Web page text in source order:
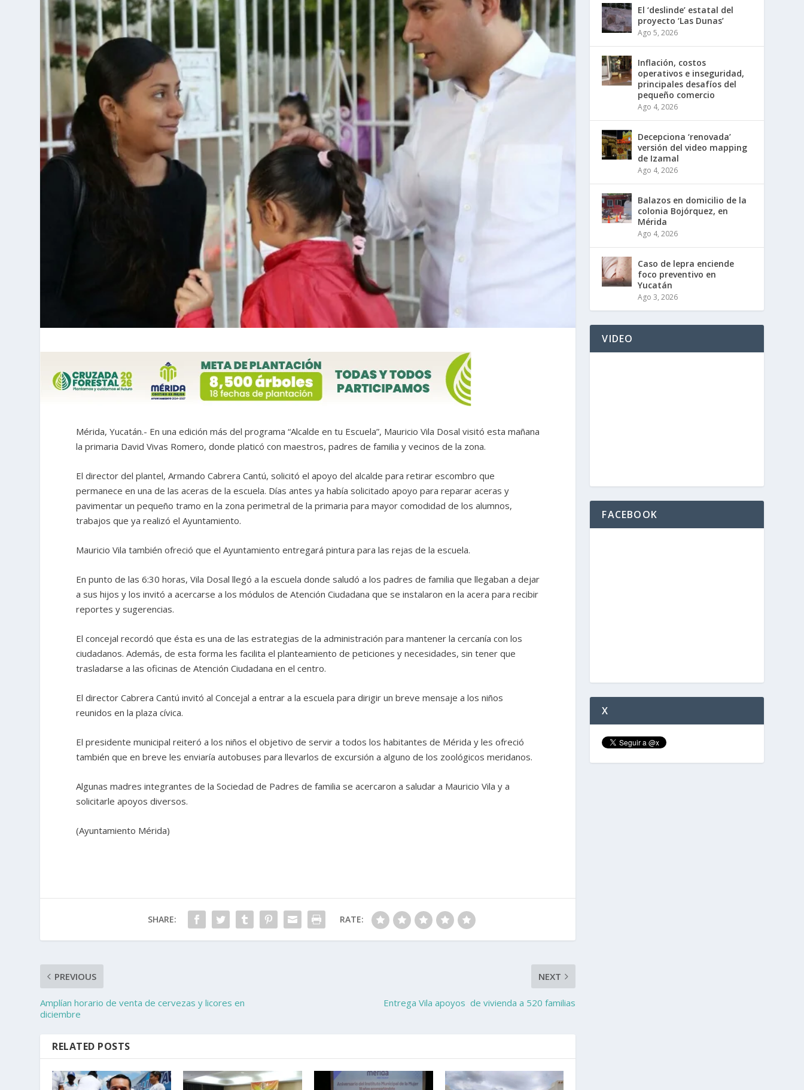
Mérida, Yucatán.- En una edición más del programa “Alcalde en tu Escuela”, Mauricio Vila Dosal visitó esta mañana
la primaria David Vivas Romero, donde platicó con maestros, padres de familia y vecinos de la zona.
El director del plantel, Armando Cabrera Cantú, solicitó el apoyo del alcalde para retirar escombro que
permanece en una de las aceras de la escuela. Días antes ya había solicitado apoyo para reparar aceras y
pavimentar un pequeño tramo en la zona perimetral de la primaria para mayor comodidad de los alumnos,
trabajos que ya realizó el Ayuntamiento.
Mauricio Vila también ofreció que el Ayuntamiento entregará pintura para las rejas de la escuela.
En punto de las 6:30 horas, Vila Dosal llegó a la escuela donde saludó a los padres de familia que llegaban a dejar
a sus hijos y los invitó a acercarse a los módulos de Atención Ciudadana que se instalaron en la acera para recibir
reportes y sugerencias.
El concejal recordó que ésta es una de las estrategias de la administración para mantener la cercanía con los
ciudadanos. Además, de esta forma les facilita el planteamiento de peticiones y necesidades, sin tener que
trasladarse a las oficinas de Atención Ciudadana en el centro.
El director Cabrera Cantú invitó al Concejal a entrar a la escuela para dirigir un breve mensaje a los niños
reunidos en la plaza cívica.
El presidente municipal reiteró a los niños el objetivo de servir a todos los habitantes de Mérida y les ofreció
también que en breve les enviaría autobuses para llevarlos de excursión a alguno de los zoológicos meridanos.
Algunas madres integrantes de la Sociedad de Padres de familia se acercaron a saludar a Mauricio Vila y a
solicitarle apoyos diversos.
(Ayuntamiento Mérida)
SHARE: RATE:
PREVIOUS
Amplían horario de venta de cervezas y licores en
diciembre
NEXT
Entrega Vila apoyos de vivienda a 520 familias
RELATED POSTS
El ‘deslinde’ estatal del
proyecto ‘Las Dunas’
Ago 5, 2026
Inflación, costos
operativos e inseguridad,
principales desafíos del
pequeño comercio
Ago 4, 2026
Decepciona ‘renovada’
versión del video mapping
de Izamal
Ago 4, 2026
Balazos en domicilio de la
colonia Bojórquez, en
Mérida
Ago 4, 2026
Caso de lepra enciende
foco preventivo en
Yucatán
Ago 3, 2026
VIDEO
FACEBOOK
X